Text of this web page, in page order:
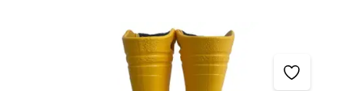
Bildergalerie überspringen